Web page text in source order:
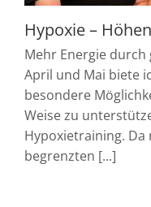
Hypoxie –
Mehr Energie
April und Mai biete
besondere
Weise zu
Hypoxietraining.
begrenzten [...]